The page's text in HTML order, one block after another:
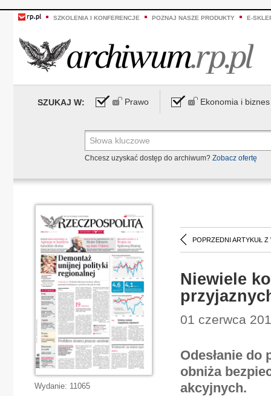
SZKOLENIA I KONFERENCJE POZNAJ NASZE PRODUKTY E-
SZUKAJ W: Prawo Ekonomia i biznes
Chcesz uzyskać dostęp do archiwum? Zobacz ofertę
POPRZEDNI ARTYKUŁ Z
Niewiele
01 czerwca
Odesłanie do
obniża
akcyjnych.
Wydanie: 11065